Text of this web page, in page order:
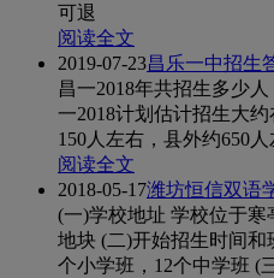
可退
阅读全文
2019-07-23昌乐一中招生
昌一2018年共招生多少
一2018计划估计招生大
150人左右，县外约650人
阅读全文
2018-05-17潍坊恒信双语
(一)学校地址 学校位于
地块 (二)开始招生时间和
个小学班，12个中学班 (